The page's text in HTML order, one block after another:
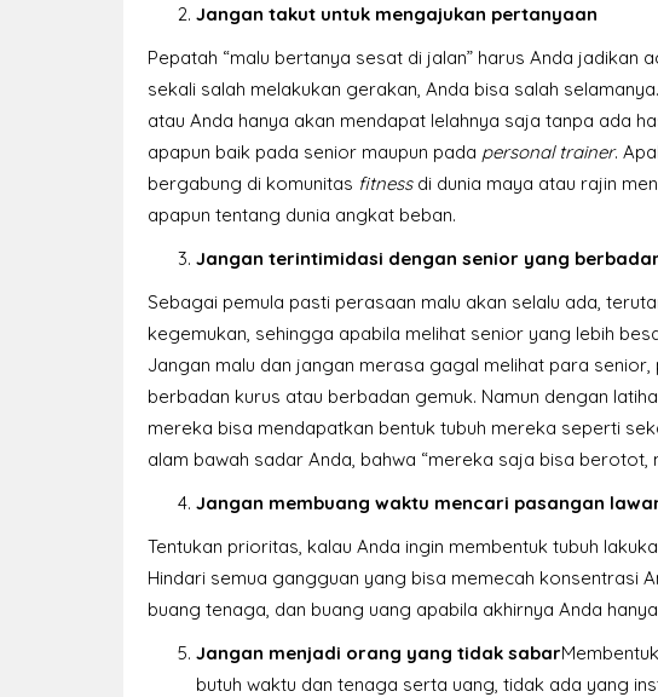
Jangan takut untuk mengajukan pertanyaan
Pepatah “malu bertanya sesat di jalan” harus Anda jadikan
sekali salah melakukan gerakan, Anda bisa salah
atau Anda hanya akan mendapat lelahnya saja tanpa ada
apapun baik pada senior maupun pada personal trainer.
bergabung di komunitas fitnessdi dunia maya atau rajin
apapun tentang dunia angkat beban.
Jangan terintimidasi dengan senior yang
Sebagai pemula pasti perasaan malu akan selalu ada,
kegemukan, sehingga apabila melihat senior yang lebih
Jangan malu dan jangan merasa gagal melihat para
berbadan kurus atau berbadan gemuk. Namun dengan
mereka bisa mendapatkan bentuk tubuh mereka seperti
alam bawah sadar Anda, bahwa “mereka saja bisa berotot,
Jangan membuang waktu mencari pasangan
Tentukan prioritas, kalau Anda ingin membentuk tubuh
Hindari semua gangguan yang bisa memecah konsentrasi
buang tenaga, dan buang uang apabila akhirnya Anda
Jangan menjadi orang yang tidak sabar
butuh waktu dan tenaga serta uang, tidak ada yang